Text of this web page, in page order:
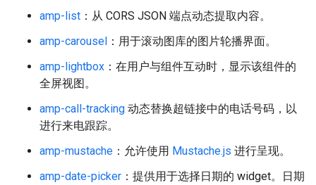
amp-list ：从 CORS JSON 端点动态提取内容。
amp-carousel ：用于滚动图库的图片轮播界面。
amp-lightbox ：在用户与组件互动时，显示该组件的
全屏视图。
amp-call-tracking 动态替换超链接中的电话号码，以
进行来电跟踪。
amp-mustache ：允许使用 Mustache.js 进行呈现。
amp-date-picker ：提供用于选择日期的 widget。日期